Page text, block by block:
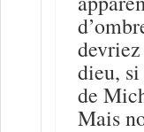
dieu,
de
Mais